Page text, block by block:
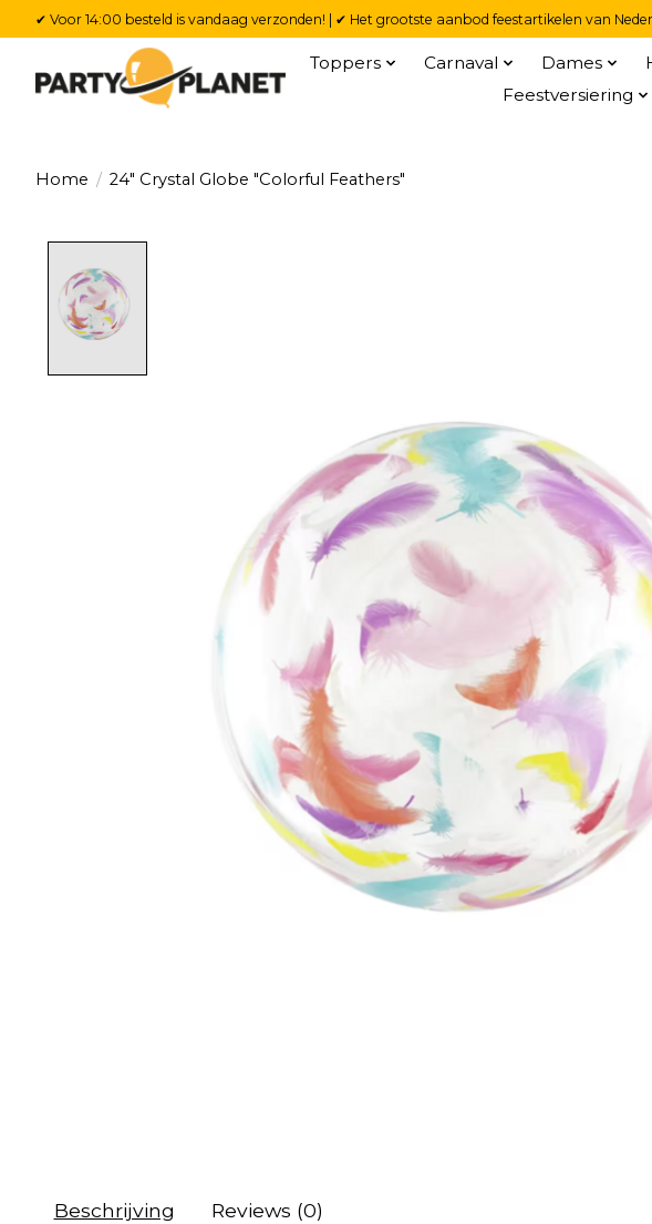
✔ Voor 14:00 besteld is vandaag verzonden! | ✔ Het grootste aanbod feestartikelen van
Toppers Carnaval Dames
Feestversiering
Home / 24" Crystal Globe "Colorful Feathers"
Beschrijving Reviews (0)